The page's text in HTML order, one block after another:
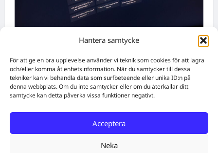
Hantera samtycke
För att ge en bra upplevelse använder vi teknik som cookies för att lagra
och/eller komma åt enhetsinformation. När du samtycker till dessa
tekniker kan vi behandla data som surfbeteende eller unika ID:n på
denna webbplats. Om du inte samtycker eller om du återkallar ditt
samtycke kan detta påverka vissa funktioner negativt.
Acceptera
Neka
HR och Rekrytering
Vilka AI-lösningar finns det för HR- och
rekryteringsbranschen?
WebbX augusti 6, 2026 0
Subscribe
Free QR Code Generator